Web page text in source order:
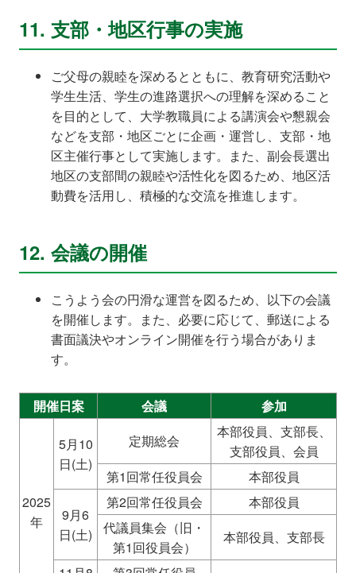
11. 支部・地区行事の実施
ご父母の親睦を深めるとともに、教育研究活動や
学生生活、学生の進路選択への理解を深めること
を目的として、大学教職員による講演会や懇親会
などを支部・地区ごとに企画・運営し、支部・地
区主催行事として実施します。また、副会長選出
地区の支部間の親睦や活性化を図るため、地区活
動費を活用し、積極的な交流を推進します。
12. 会議の開催
こうよう会の円滑な運営を図るため、以下の会議
を開催します。また、必要に応じて、郵送による
書面議決やオンライン開催を行う場合がありま
す。
開催日案 会議 参加
2025
年
5月10
日(土)
定期総会
本部役員、支部長、
支部役員、会員
第1回常任役員会
本部役員
9月6
日(土)
第2回常任役員会
本部役員
代議員集会（旧・
第1回役員会）
本部役員、支部長